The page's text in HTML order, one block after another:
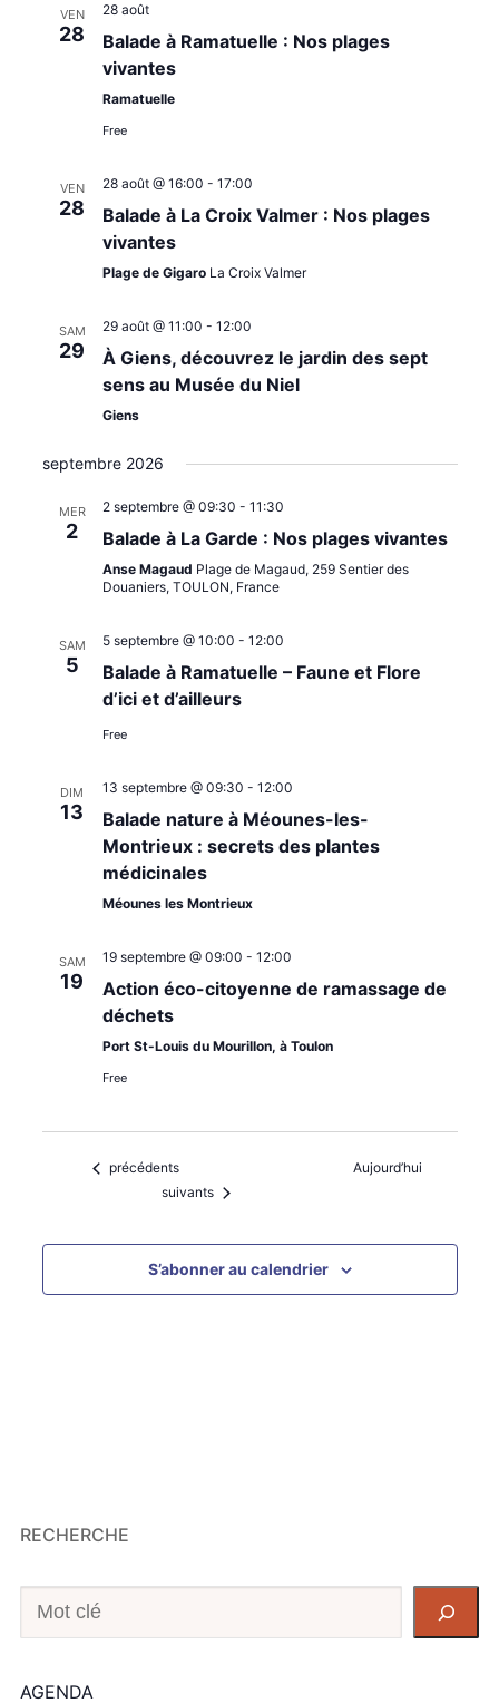
VEN
28
28 août
Balade à Ramatuelle : Nos plages
vivantes
Ramatuelle
Free
VEN
28
28 août @ 16:00 - 17:00
Balade à La Croix Valmer : Nos plages
vivantes
Plage de Gigaro La Croix Valmer
SAM
29
29 août @ 11:00 - 12:00
À Giens, découvrez le jardin des sept
sens au Musée du Niel
Giens
septembre 2026
MER
2
2 septembre @ 09:30 - 11:30
Balade à La Garde : Nos plages vivantes
Anse Magaud Plage de Magaud, 259 Sentier des
Douaniers, TOULON, France
SAM
5
5 septembre @ 10:00 - 12:00
Balade à Ramatuelle – Faune et Flore
d’ici et d’ailleurs
Free
DIM
13
13 septembre @ 09:30 - 12:00
Balade nature à Méounes-les-
Montrieux : secrets des plantes
médicinales
Méounes les Montrieux
SAM
19
19 septembre @ 09:00 - 12:00
Action éco-citoyenne de ramassage de
déchets
Port St-Louis du Mourillon, à Toulon
Free
Évènements
précédents
Aujourd’hui
Évènements
suivants
S’abonner au calendrier
RECHERCHE
Recherche
AGENDA